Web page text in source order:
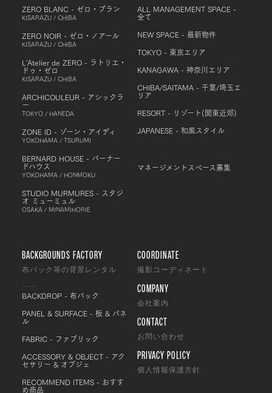
ZERO BLANC - ゼロ・ブラン
KISARAZU / CHIBA
ZERO NOIR - ゼロ・ノアール
KISARAZU / CHIBA
L'Atelier de ZERO - ラトリエ・
ドゥ・ゼロ
KISARAZU / CHIBA
ARCHICOULEUR - アシックラ
ー
TOKYO / HANEDA
ZONE ID - ゾーン・アイディ
YOKOHAMA / TSURUMI
BERNARD HOUSE - バーナー
ドハウス
YOKOHAMA / HONMOKU
STUDIO MURMURES - スタジ
オ ミューミュル
OSAKA / MINAMIHORIE
ALL MANAGEMENT SPACE -
全て
NEW SPACE - 最新物件
TOKYO - 東京エリア
KANAGAWA - 神奈川エリア
CHIBA/SAITAMA - 千葉/埼玉エ
リア
RESORT - リゾート(関東近郊)
JAPANESE - 和風スタイル
マネージメントスペース募集
BACKGROUNDS FACTORY
布バック等の背景レンタル
BACKDROP - 布バック
PANEL & SURFACE - 板 & パネ
ル
FABRIC - ファブリック
ACCESSORY & OBJECT - アク
セサリー & オブジェ
RECOMMEND ITEMS - おすす
め商品
COORDINATE
撮影コーディネート
COMPANY
会社案内
CONTACT
お問い合わせ
PRIVACY POLICY
個人情報保護方針